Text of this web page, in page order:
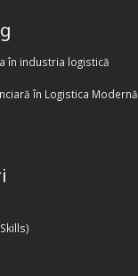
în industria logistică
în Logistica Modernă